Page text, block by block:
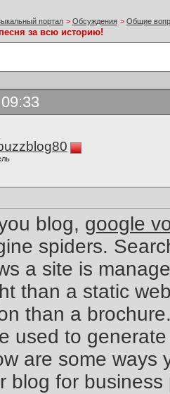
портал > Обсуждения > Общие
за всю историю!
blog, google
spiders.
a site is
than a static
than a
used to
are some ways
blog for business